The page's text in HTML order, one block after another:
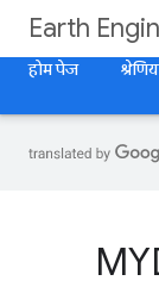
Earth
होम पेज